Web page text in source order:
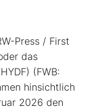
Press / First
das
(FWB:
hinsichtlich
2026 den